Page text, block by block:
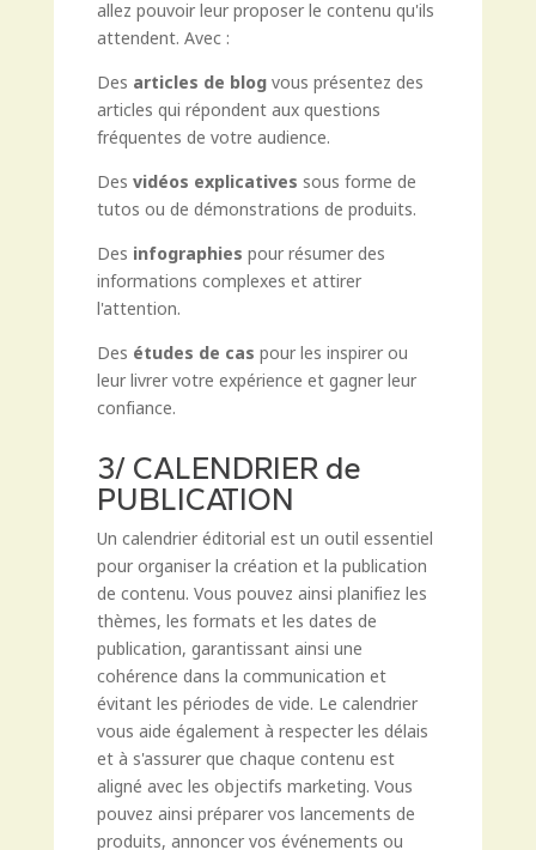
allez pouvoir leur proposer le contenu qu'ils
attendent. Avec :
Des articles de blogvous présentez des
articles qui répondent aux questions
fréquentes de votre audience.
Des vidéos explicatives sous forme de
tutos ou de démonstrations de produits.
Des infographies pour résumer des
informations complexes et attirer
l'attention.
Des études de cas pour les inspirer ou
leur livrer votre expérience et gagner leur
confiance.
3/ CALENDRIER de
PUBLICATION
Un calendrier éditorial est un outil essentiel
pour organiser la création et la publication
de contenu. Vous pouvez ainsi planifiez les
thèmes, les formats et les dates de
publication, garantissant ainsi une
cohérence dans la communication et
évitant les périodes de vide. Le calendrier
vous aide également à respecter les délais
et à s'assurer que chaque contenu est
aligné avec les objectifs marketing. Vous
pouvez ainsi préparer vos lancements de
produits, annoncer vos événements ou